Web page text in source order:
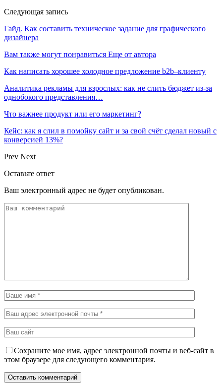
Следующая запись
Гайд. Как составить техническое задание для графического
дизайнера
Вам также могут понравиться Еще от автора
Как написать хорошее холодное предложение b2b–клиенту
Аналитика рекламы для взрослых: как не слить бюджет из-за
однобокого представления…
Что важнее продукт или его маркетинг?
Кейс: как я слил в помойку сайт и за свой счёт сделал новый с
конверсией 13%?
Prev Next
Оставьте ответ
Ваш электронный адрес не будет опубликован.
Сохраните мое имя, адрес электронной почты и веб-сайт в
этом браузере для следующего комментария.